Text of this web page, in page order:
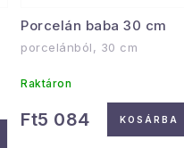
Porcelán baba 30 cm
porcelánból, 30 cm
Raktáron
Ft5 084 KOSÁRBA